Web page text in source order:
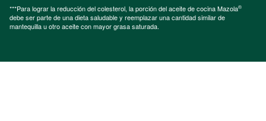
***Para lograr la reducción del colesterol, la porción del aceite de cocina Mazola®
debe ser parte de una dieta saludable y reemplazar una cantidad similar de
mantequilla u otro aceite con mayor grasa saturada.